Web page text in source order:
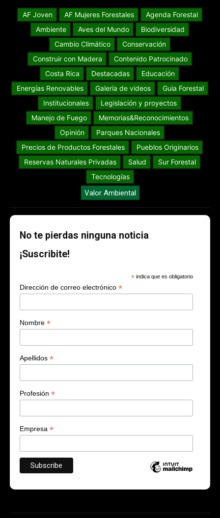
AF Joven AF Mujeres Forestales
Agenda Forestal
Ambiente
Aves del Mundo
Biodiversidad
Cambio Climático
Conservación
Construir con Madera
Contenido Patrocinado
Costa Rica
Destacadas
Educación
Energías Renovables
Galería de videos
Guia Forestal
Institucionales
Legislación y proyectos
Manejo de Fuego
Memorias&Reconocimientos
Opinión
Parques Nacionales
Precios de Productos Forestales
Pueblos Originarios
Reservas Naturales Privadas
Salud
Sur Forestal
Tecnologías
Valor Ambiental
No te pierdas ninguna noticia
¡Suscribite!
* indica que es obligatorio
Dirección de correo electrónico *
Nombre *
Apellidos *
Profesión *
Empresa *